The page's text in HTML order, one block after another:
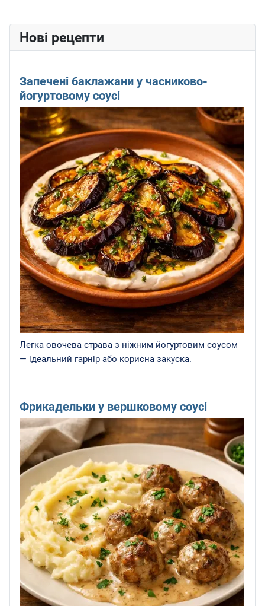
Нові рецепти
Запечені баклажани у часниково-
йогуртовому соусі
Легка овочева страва з ніжним йогуртовим соусом
— ідеальний гарнір або корисна закуска.
Фрикадельки у вершковому соусі